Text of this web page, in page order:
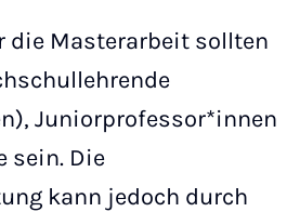
die Masterarbeit sollten
Juniorprofessor*innen
sein. Die
kann jedoch durch